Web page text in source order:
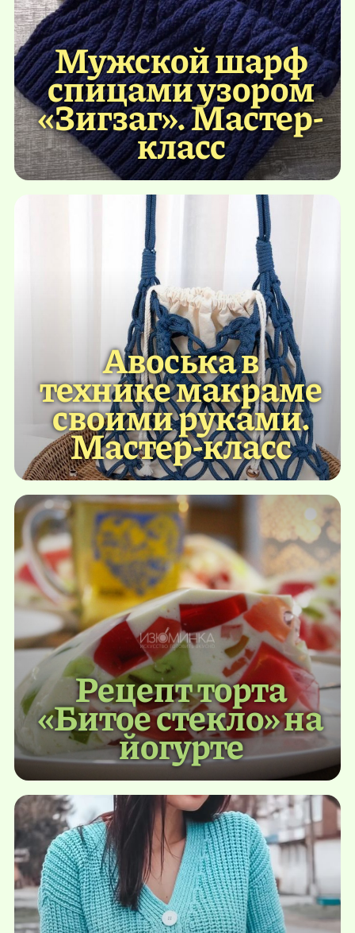
Мужской шарф
спицами узором
«Зигзаг». Мастер-
класс
Авоська в
технике макраме
своими руками.
Мастер-класс
Рецепт торта
«Битое стекло» на
йогурте